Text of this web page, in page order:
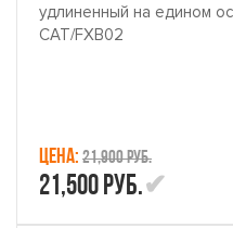
удлиненный на едином
CAT/FXB02
Цена: 21,900 руб.
21,500 руб.